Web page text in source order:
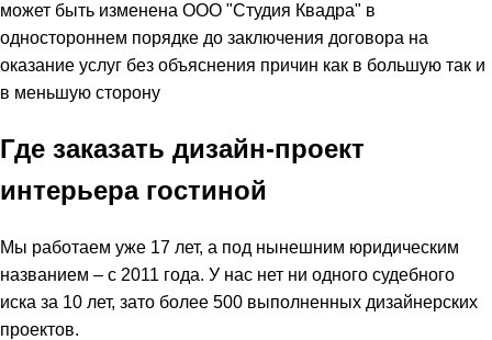
может быть изменена ООО "Студия Квадра" в
одностороннем порядке до заключения договора на
оказание услуг без объяснения причин как в большую так и
в меньшую сторону
Где заказать дизайн-проект
интерьера гостиной
Мы работаем уже 17 лет, а под нынешним юридическим
названием – с 2011 года. У нас нет ни одного судебного
иска за 10 лет, зато более 500 выполненных дизайнерских
проектов.